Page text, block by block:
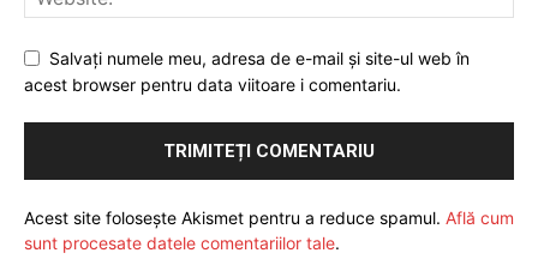
Salvați numele meu, adresa de e-mail și site-ul web în
acest browser pentru data viitoare i comentariu.
Acest site folosește Akismet pentru a reduce spamul. Află cum
sunt procesate datele comentariilor tale.